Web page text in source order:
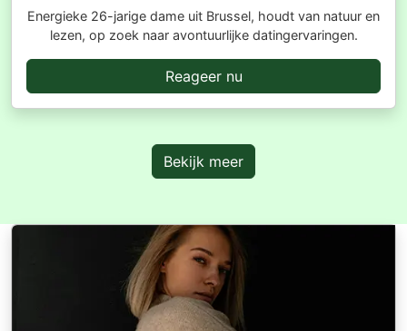
Energieke 26-jarige dame uit Brussel, houdt van natuur en
lezen, op zoek naar avontuurlijke datingervaringen.
Reageer nu
Bekijk meer